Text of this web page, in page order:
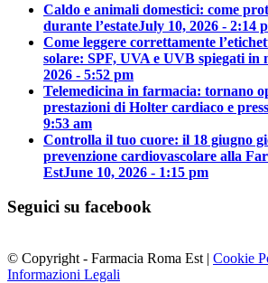
Caldo e animali domestici: come
durante l’estateJuly 10, 2026 - 2:14
Come leggere correttamente
solare: SPF, UVA e UVB spiegati in
2026 - 5:52 pm
Telemedicina in farmacia: tornano
prestazioni di Holter cardiaco e
9:53 am
Controlla il tuo cuore: il 18 giugno
prevenzione cardiovascolare alla
EstJune 10, 2026 - 1:15 pm
Seguici su facebook
© Copyright - Farmacia Roma Est | Cookie
Informazioni Legali